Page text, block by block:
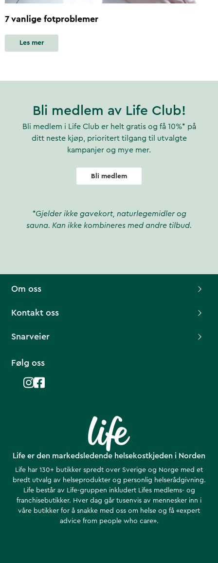
7 vanlige fotproblemer
Les mer
Bli medlem av Life Club!
Bli medlem i Life Club er helt gratis og få 10%* på
ditt neste kjøp, prioritert tilgang til utvalgte
kampanjer og mye mer.
Bli medlem
*Gjelder ikke gavekort, naturlegemidler og
sauna. Kan ikke kombineres med andre tilbud.
Life er den markedsledende helsekostkjeden i Norden
Life har 130+ butikker spredt over Sverige og Norge med et
bredt utvalg av helseprodukter og personlig helserådgivning.
Life består av Life-gruppen inkludert Lifes medlems- og
franchisebutikker. Hver dag går tusenvis av mennesker inn i
våre butikker for å snakke med oss om helse ​​og få «expert
advice from people who care».
Om oss
Kontakt oss
Snarveier
Følg oss